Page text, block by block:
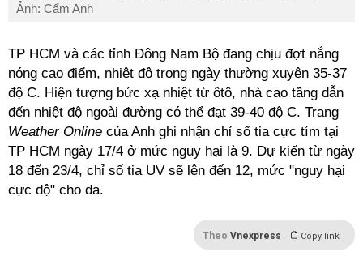
Ảnh: Cẩm Anh
TP HCM và các tỉnh Đông Nam Bộ đang chịu đợt nắng
nóng cao điểm, nhiệt độ trong ngày thường xuyên 35-37
độ C. Hiện tượng bức xạ nhiệt từ ôtô, nhà cao tầng dẫn
đến nhiệt độ ngoài đường có thể đạt 39-40 độ C. Trang
Weather Online của Anh ghi nhận chỉ số tia cực tím tại
TP HCM ngày 17/4 ở mức nguy hại là 9. Dự kiến từ ngày
18 đến 23/4, chỉ số tia UV sẽ lên đến 12, mức "nguy hại
cực độ" cho da.
Theo Vnexpress Copy link